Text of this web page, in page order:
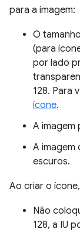
para a imagem:
O
(para
por lado
128. Para
ícone.
A imagem
A imagem
escuros.
Ao criar o
Não
128, a IU